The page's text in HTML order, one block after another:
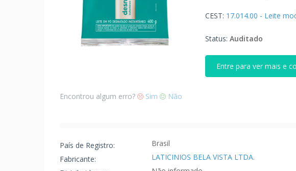
CEST: 17.014.00 - Leite
Status: Auditado
Entre para ver mais e
Encontrou algum erro? Sim Não
País de Registro:
Brasil
Fabricante:
LATICINIOS BELA VISTA LTDA.